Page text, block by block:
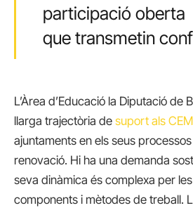
participació oberta
que transmetin
L’Àrea d’Educació la Diputació de
llarga trajectòria de suport als CEM
ajuntaments en els seus
renovació. Hi ha una demanda
seva dinàmica és complexa per
components i mètodes de treball.